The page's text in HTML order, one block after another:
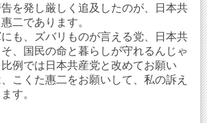
を発し厳しく追及したのが、日本共
二であります。
も、ズバリものが言える党、日本共
、国民の命と暮らしが守れるんじゃ
例では日本共産党と改めてお願い
こくた惠二をお願いして、私の訴え
す。